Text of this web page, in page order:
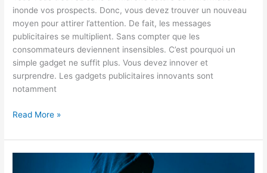
inonde vos prospects. Donc, vous devez trouver un nouveau
moyen pour attirer l’attention. De fait, les messages
publicitaires se multiplient. Sans compter que les
consommateurs deviennent insensibles. C’est pourquoi un
simple gadget ne suffit plus. Vous devez innover et
surprendre. Les gadgets publicitaires innovants sont
notamment
Comment
démarquer
avec
Read More »